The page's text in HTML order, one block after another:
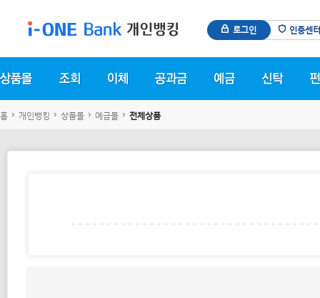
로그인 인증센터
홈 개인뱅킹 상품몰 예금몰 전체상품